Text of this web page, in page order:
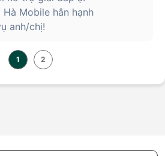
Hà Mobile hân hạnh
anh/chị!
1 2